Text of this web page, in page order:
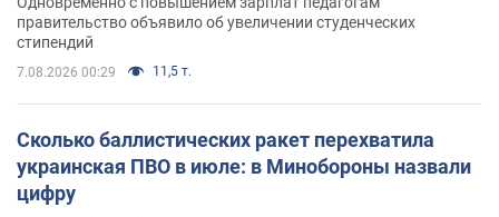
правительство объявило об увеличении студенческих
стипендий
7.08.2026 00:29 11,5 т.
Сколько баллистических ракет перехватила
украинская ПВО в июле: в Минобороны назвали
цифру